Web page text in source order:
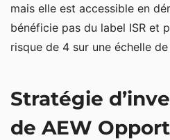
mais elle est accessible en
bénéficie pas du label ISR et
risque de 4 sur une échelle de
Stratégie
de AEW